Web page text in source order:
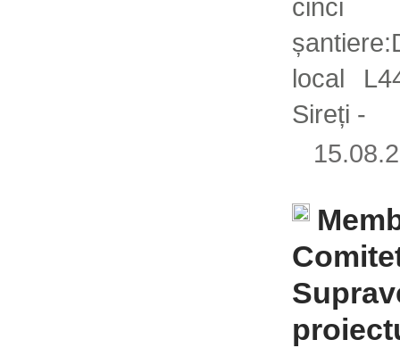
cinci
local
Sireți -